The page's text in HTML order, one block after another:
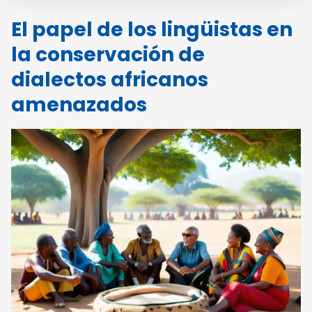
El papel de los lingüistas en
la conservación de
dialectos africanos
amenazados